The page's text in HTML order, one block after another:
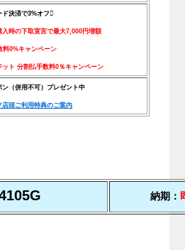
ド決済で3%オフ
時の下取宣言で最大7,000円増額
料0%キャンペーン
ット 分割払手数料0％キャンペーン
ン（併用不可）プレゼント中
店頭ご利用特典のご案内
納期：